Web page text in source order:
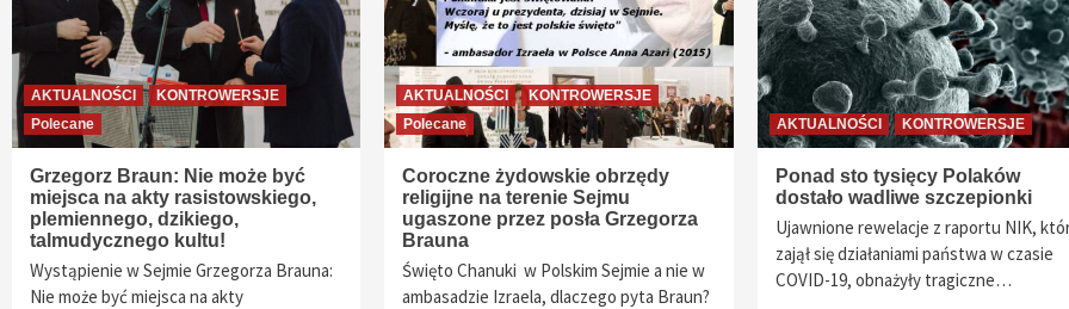
AKTUALNOŚCI
KONTROWERSJE
Polecane
Grzegorz Braun: Nie może być
miejsca na akty rasistowskiego,
plemiennego, dzikiego,
talmudycznego kultu!
Wystąpienie w Sejmie Grzegorza Brauna:
Nie może być miejsca na akty
AKTUALNOŚCI
KONTROWERSJE
Polecane
Coroczne żydowskie obrzędy
religijne na terenie Sejmu
ugaszone przez posła Grzegorza
Brauna
Święto Chanuki w Polskim Sejmie a nie w
ambasadzie Izraela, dlaczego pyta Braun?
AKTUALNOŚCI KONTROWERSJE
Ponad sto tysięcy Polaków
dostało wadliwe szczepionki
Ujawnione rewelacje z raportu NIK,
zajął się działaniami państwa w czasie
COVID-19, obnażyły tragiczne…